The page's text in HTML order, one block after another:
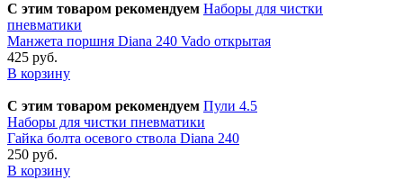
С этим товаром рекомендуем Наборы для чистки
пневматики
Манжета поршня Diana 240 Vado открытая
425 руб.
В корзину
С этим товаром рекомендуем Пули 4.5
Наборы для чистки пневматики
Гайка болта осевого ствола Diana 240
250 руб.
В корзину